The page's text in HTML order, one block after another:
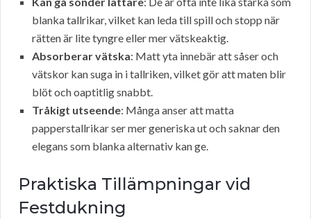
blanka tallrikar, vilket kan leda till spill och stopp när
rätten är lite tyngre eller mer vätskeaktig.
Absorberar vätska: Matt yta innebär att såser och
vätskor kan suga in i tallriken, vilket gör att maten blir
blöt och oaptitlig snabbt.
Tråkigt utseende: Många anser att matta
papperstallrikar ser mer generiska ut och saknar den
elegans som blanka alternativ kan ge.
Praktiska Tillämpningar vid
Festdukning